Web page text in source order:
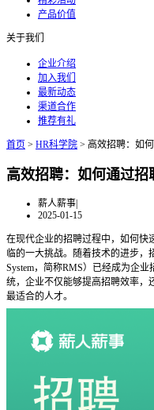
产品价值
关于我们
企业介绍
加入我们
最新动态
渠道合作
推荐有礼
首页 > HR科学院 > 高效招聘：如
高效招聘：如何通过
薪人薪事|
2025-01-15
在现代企业的招聘过程中，如何快
临的一大挑战。随着技术的进步，
System，简称RMS）已经成为企
统，企业不仅能够提高招聘效率，
最适合的人才。